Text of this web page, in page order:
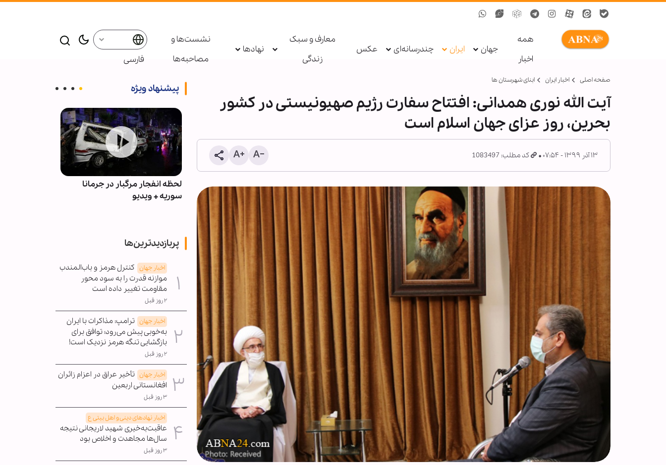
همه
اخبار
جهان ایران چندرسانه‌ای عکس
معارف و سبک
زندگی
نهادها
نشست‌ها و
مصاحبه‌ها
فارسی
صفحه اصلی اخبار ایران ابنای شهرستان ها
آیت الله نوری همدانی: افتتاح سفارت رژیم صهیونیستی در کشور
بحرین، روز عزای جهان اسلام است
۱۳ آذر ۱۳۹۹ - ۰۷:۵۴ کد مطلب: 1083497
پیشنهاد ویژه
مهمترین جلوه‌های یاری پیامبر
خدا(ص) در شرایط کنونی
لحظه انفجار مرگبار در جرمانا
سوریه + ویدیو
پربازدیدترین‌ها
اخبار جهان کنترل هرمز و باب‌المندب
موازنه قدرت را به سود محور
مقاومت تغییر داده است
۲ روز قبل
اخبار جهان ترامپ: مذاکرات با ایران
به‌خوبی پیش می‌رود؛ توافق برای
بازگشایی تنگه هرمز نزدیک است!
۲ روز قبل
اخبار جهان تأخیر عراق در اعزام زائران
افغانستانی اربعین
۳ روز قبل
اخبار نهادهای دینی و اهل بیتی ع
عاقبت‌به‌خیری شهید لاریجانی نتیجه
سال‌ها مجاهدت و اخلاص بود
۳ روز قبل